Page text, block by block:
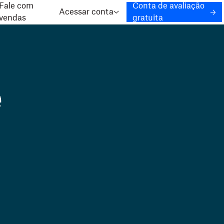
com
Acessar conta
Conta de avaliação
gratuita